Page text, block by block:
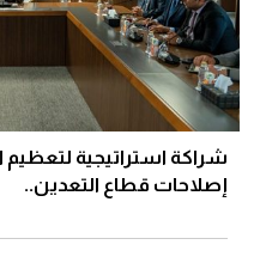
شراكة استراتيجية لتعظيم
إصلاحات قطاع التعدين..